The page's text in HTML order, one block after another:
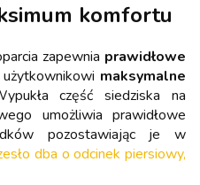
komfortu
zapewnia prawidłowe
maksymalne
część siedziska na
umożliwia prawidłowe
pozostawiając je w
dba o odcinek piersiowy,